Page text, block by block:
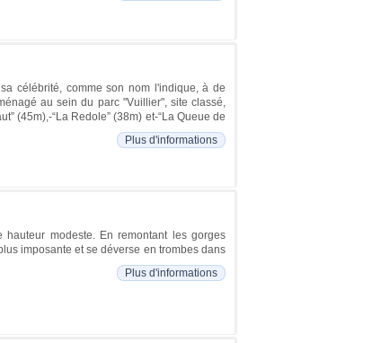
célébrité, comme son nom l'indique, à de
au sein du parc "Vuillier", site classé,
(45m),-“La Redole” (38m) et-“La Queue de
Plus d'informations
modeste. En remontant les gorges
imposante et se déverse en trombes dans
Plus d'informations